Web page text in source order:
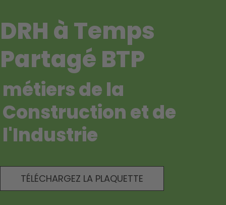
DRH à Temps
Partagé BTP
métiers de la
Construction et de
l'Industrie
TÉLÉCHARGEZ LA PLAQUETTE